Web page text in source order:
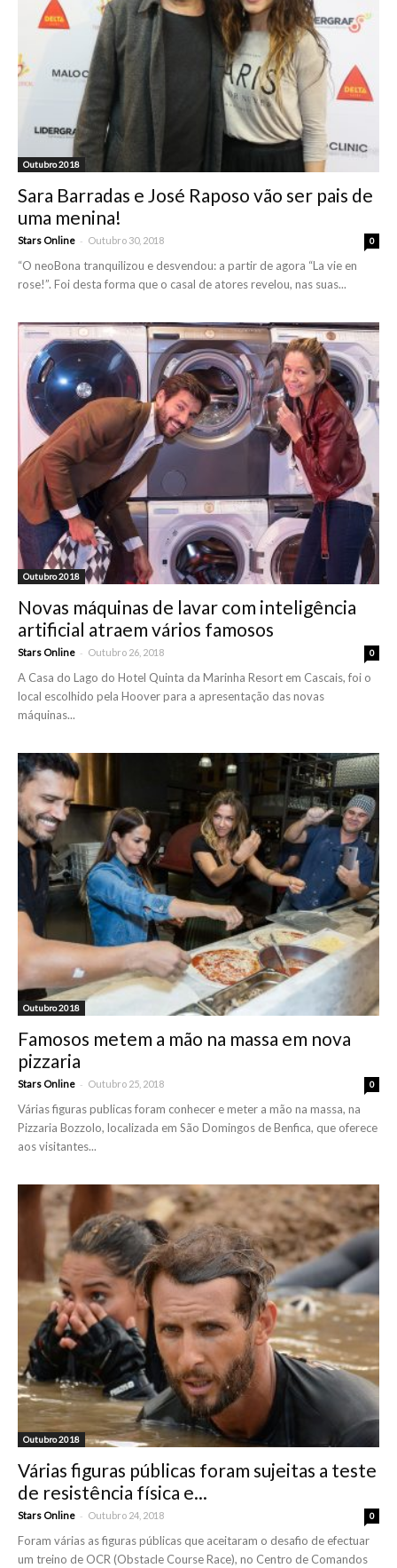
Outubro 2018
Sara Barradas e José Raposo vão ser pais de
uma menina!
Stars Online - Outubro 30, 2018 0
“O neoBona tranquilizou e desvendou: a partir de agora “La vie en
rose!”. Foi desta forma que o casal de atores revelou, nas suas...
Outubro 2018
Novas máquinas de lavar com inteligência
artificial atraem vários famosos
Stars Online - Outubro 26, 2018 0
A Casa do Lago do Hotel Quinta da Marinha Resort em Cascais, foi o
local escolhido pela Hoover para a apresentação das novas
máquinas...
Outubro 2018
Famosos metem a mão na massa em nova
pizzaria
Stars Online - Outubro 25, 2018 0
Várias figuras publicas foram conhecer e meter a mão na massa, na
Pizzaria Bozzolo, localizada em São Domingos de Benfica, que oferece
aos visitantes...
Outubro 2018
Várias figuras públicas foram sujeitas a teste
de resistência física e...
Stars Online - Outubro 24, 2018 0
Foram várias as figuras públicas que aceitaram o desafio de efectuar
um treino de OCR (Obstacle Course Race), no Centro de Comandos